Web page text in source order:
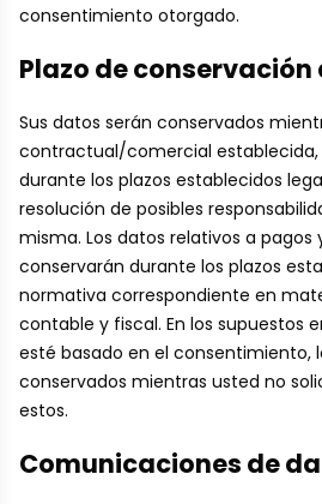
consentimiento otorgado.
Plazo de conservación
Sus datos serán conservados
contractual/comercial establecida,
durante los plazos establecidos
resolución de posibles
misma. Los datos relativos a
conservarán durante los plazos
normativa correspondiente en
contable y fiscal. En los supuestos
esté basado en el consentimiento,
conservados mientras usted no
estos.
Comunicaciones de